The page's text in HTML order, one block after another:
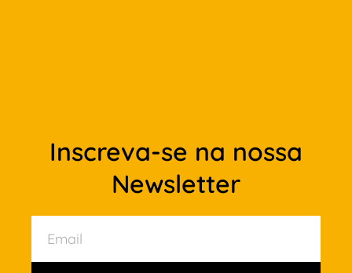
Inscreva-se na nossa
Newsletter